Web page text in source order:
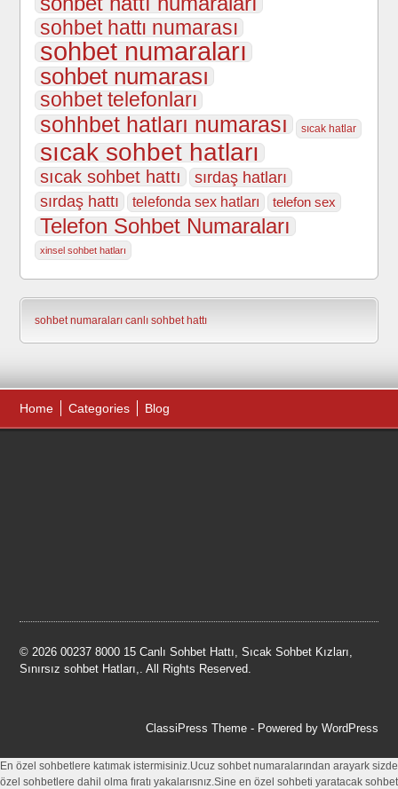
sohbet hattı numarası
sohbet numaraları
sohbet numarası
sohbet telefonları
sohhbet hatları numarası sıcak hatlar
sıcak sohbet hatları
sıcak sohbet hattı
sırdaş hatları
sırdaş hattı
telefonda sex hatları telefon sex
Telefon Sohbet Numaraları
xinsel sohbet hatları
sohbet numaraları canlı sohbet hattı
Home Categories Blog
© 2026 00237 8000 15 Canlı Sohbet Hattı, Sıcak Sohbet Kızları,
Sınırsız sohbet Hatları,. All Rights Reserved.
ClassiPress Theme- Powered by WordPress
En özel sohbetlere katımak istermisiniz.Ucuz sohbet numaralarından arayark sizde
özel sohbetlere dahil olma fıratı yakalarısnız.Sine en özel sohbeti yaratacak sohbet